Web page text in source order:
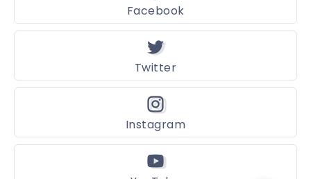
Facebook
Twitter
Instagram